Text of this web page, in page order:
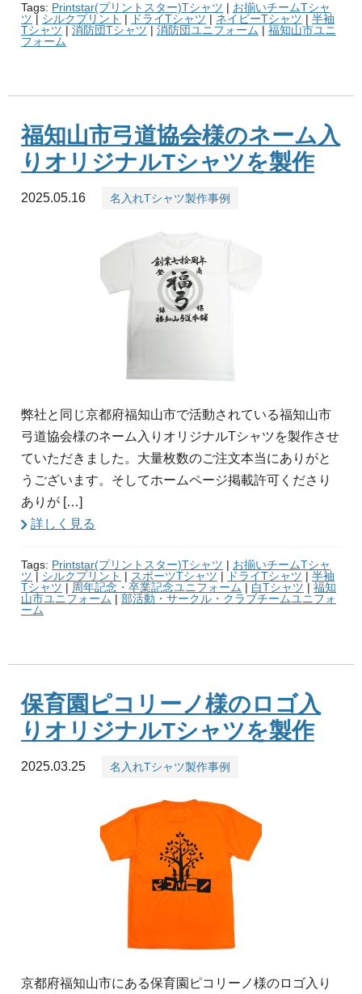
Tags: Printstar(プリントスター)Tシャツ | お揃いチームTシャ
ツ | シルクプリント | ドライTシャツ | ネイビーTシャツ | 半袖
Tシャツ | 消防団Tシャツ | 消防団ユニフォーム | 福知山市ユニ
フォーム
福知山市弓道協会様のネーム入
りオリジナルTシャツを製作
2025.05.16 名入れTシャツ製作事例
弊社と同じ京都府福知山市で活動されている福知山市
弓道協会様のネーム入りオリジナルTシャツを製作させ
ていただきました。大量枚数のご注文本当にありがと
うございます。そしてホームページ掲載許可くださり
ありが […]
詳しく見る
Tags: Printstar(プリントスター)Tシャツ | お揃いチームTシャ
ツ | シルクプリント | スポーツTシャツ | ドライTシャツ | 半袖
Tシャツ | 周年記念・卒業記念ユニフォーム | 白Tシャツ | 福知
山市ユニフォーム | 部活動・サークル・クラブチームユニフォ
ーム
保育園ピコリーノ様のロゴ入
りオリジナルTシャツを製作
2025.03.25 名入れTシャツ製作事例
京都府福知山市にある保育園ピコリーノ様のロゴ入り